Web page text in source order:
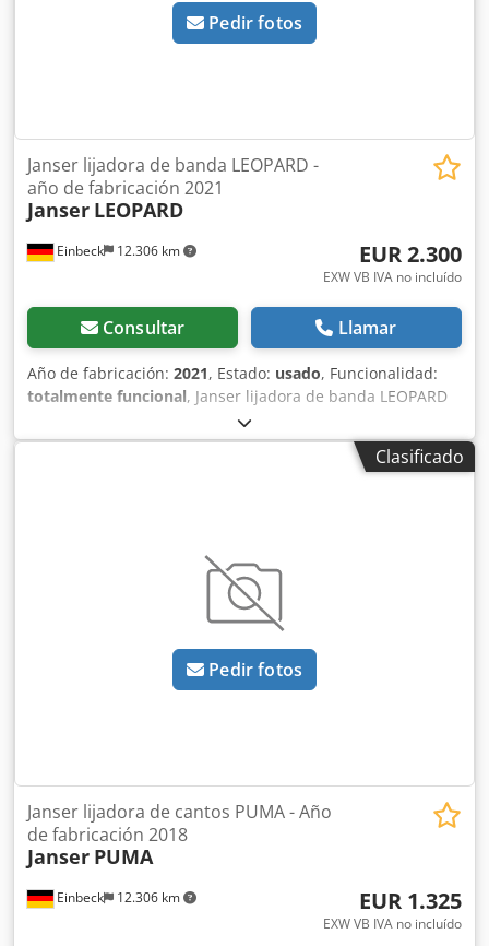
Pedir fotos
Einbeck 12.306 km
Janser lijadora de banda LEOPARD -
año de fabricación 2021
Janser LEOPARD
EUR 2.300
EXW VB IVA no incluído
Consultar Llamar
Año de fabricación: 2021, Estado: usado, Funcionalidad:
totalmente funcional, Janser lijadora de banda LEOPARD
— Año de fabricación 2021 Usada, procedente de la flota
profesional de alquiler de Kurt König Baumaschinen
GmbH, Einbeck. Credpfxey A E S Dj Agpsf Estado & Notas: -
si está interesado - Inspección posible en 37574 Einbeck
con cita previa Precio 2.300 EUR más IVA | EXW Einbeck |
Clasificado
Pedir fotos
Einbeck 12.306 km
Janser lijadora de cantos PUMA - Año
de fabricación 2018
Janser PUMA
EUR 1.325
EXW VB IVA no incluído